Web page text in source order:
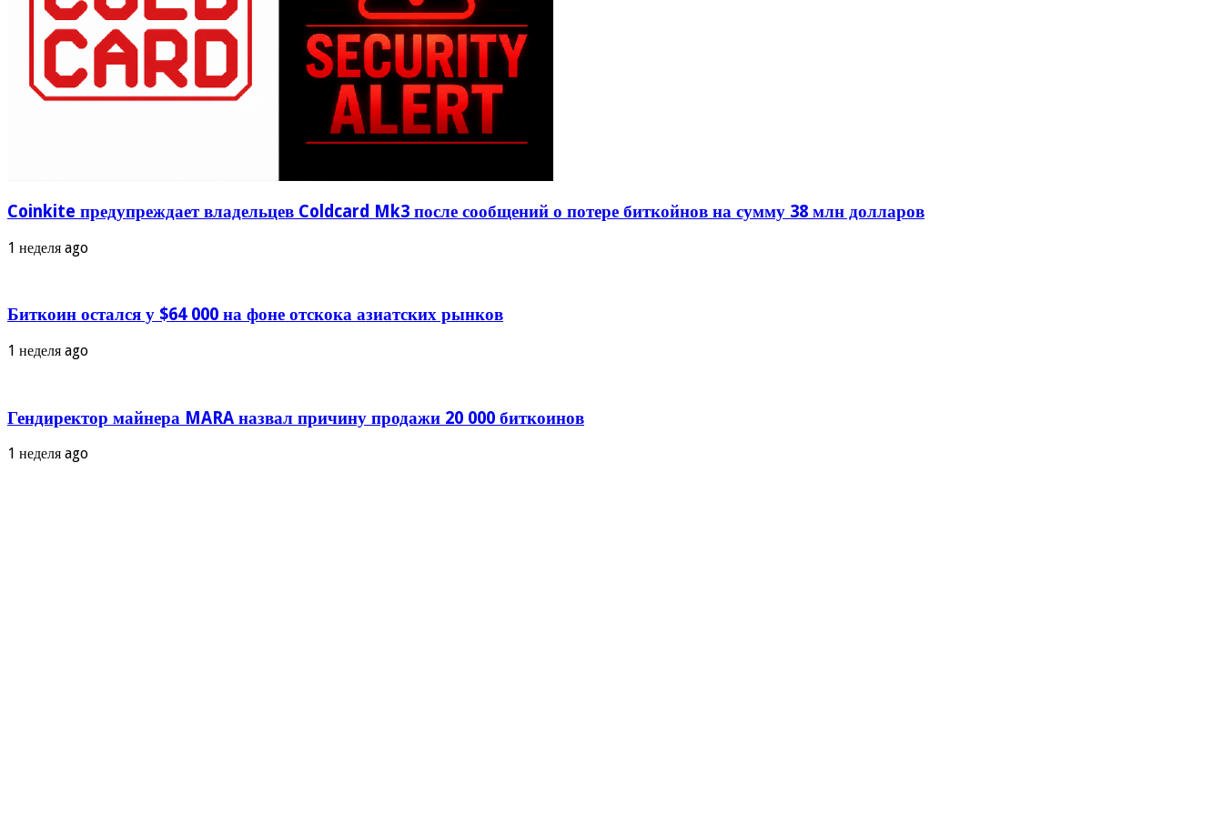
Coinkite предупреждает владельцев Coldcard Mk3 после сообщений о потере биткойнов на сумму 38 млн долларов
1 неделя ago
Биткоин остался у $64 000 на фоне отскока азиатских рынков
1 неделя ago
Гендиректор майнера MARA назвал причину продажи 20 000 биткоинов
1 неделя ago